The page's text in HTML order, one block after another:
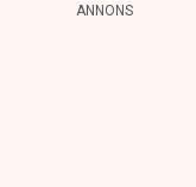
ANNONS